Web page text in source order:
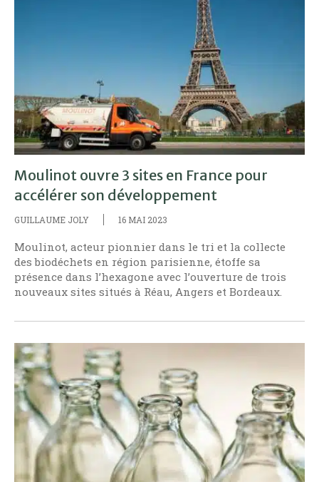
Moulinot ouvre 3 sites en France pour
accélérer son développement
GUILLAUME JOLY 16 MAI 2023
Moulinot, acteur pionnier dans le tri et la collecte
des biodéchets en région parisienne, étoffe sa
présence dans l’hexagone avec l’ouverture de trois
nouveaux sites situés à Réau, Angers et Bordeaux.